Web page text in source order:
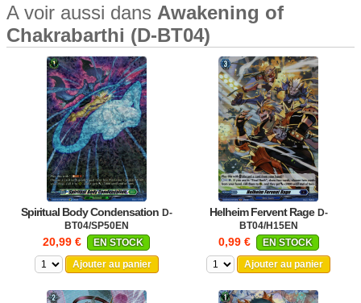
A voir aussi dans Awakening of
Chakrabarthi (D-BT04)
Spiritual Body Condensation D-
BT04/SP50EN
20,99 €
EN STOCK
Ajouter au panier
Helheim Fervent Rage D-
BT04/H15EN
0,99 €
EN STOCK
Ajouter au panier